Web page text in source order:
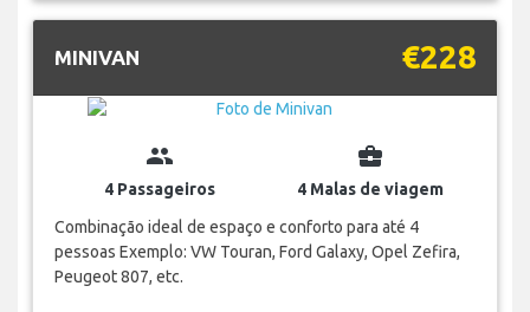
MINIVAN €228
group
4 Passageiros
business_center
4 Malas de viagem
Combinação ideal de espaço e conforto para até 4
pessoas Exemplo: VW Touran, Ford Galaxy, Opel Zefira,
Peugeot 807, etc.